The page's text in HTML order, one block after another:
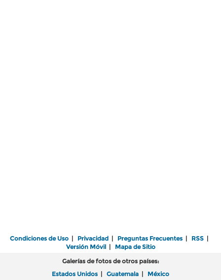
Condiciones de Uso | Privacidad | Preguntas Frecuentes | RSS |
Versión Móvil| Mapa de Sitio
Galerías de fotos de otros países:
Estados Unidos | Guatemala | México